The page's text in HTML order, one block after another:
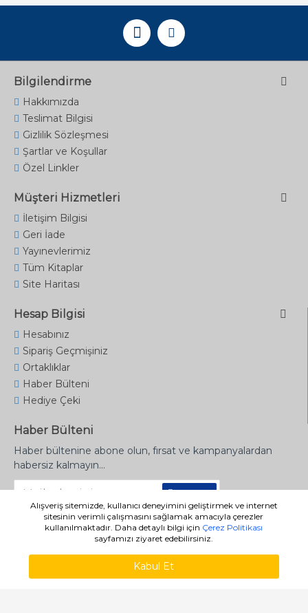
WHATSAPP SIPARIŞ
Bilgilendirme
Hakkımızda
Teslimat Bilgisi
Gizlilik Sözleşmesi
Şartlar ve Koşullar
Özel Linkler
Müşteri Hizmetleri
İletişim Bilgisi
Geri İade
Yayınevlerimiz
Tüm Kitaplar
Site Haritası
Hesap Bilgisi
Hesabınız
Sipariş Geçmişiniz
Ortaklıklar
Haber Bülteni
Hediye Çeki
Haber Bülteni
Haber bültenine abone olun, fırsat ve kampanyalardan
habersiz kalmayın...
Gönder
Alışveriş sitemizde, kullanıcı deneyimini geliştirmek ve internet
sitesinin verimli çalışmasını sağlamak amacıyla çerezler
kullanılmaktadır. Daha detaylı bilgi için Çerez Politikası
sayfamızı ziyaret edebilirsiniz.
Kabul Et